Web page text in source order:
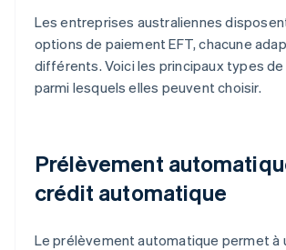
Les entreprises australiennes
options de paiement EFT, chacune
différents. Voici les principaux types
parmi lesquels elles peuvent choisir.
Prélèvement
crédit automatique
Le prélèvement automatique permet à